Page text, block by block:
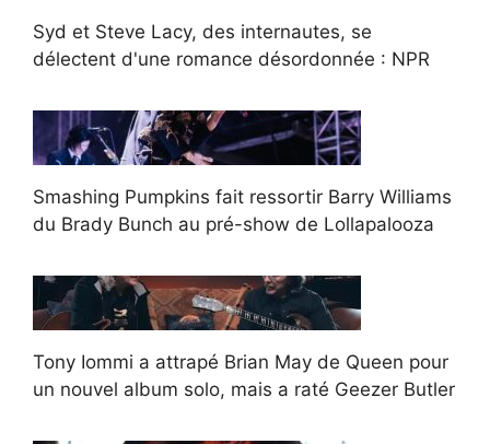
Syd et Steve Lacy, des internautes, se
délectent d'une romance désordonnée : NPR
Smashing Pumpkins fait ressortir Barry Williams
du Brady Bunch au pré-show de Lollapalooza
Tony Iommi a attrapé Brian May de Queen pour
un nouvel album solo, mais a raté Geezer Butler